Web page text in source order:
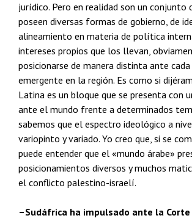
jurídico. Pero en realidad son un conjunto
poseen diversas formas de gobierno, de
alineamiento en materia de política
intereses propios que los llevan,
posicionarse de manera distinta ante
emergente en la región. Es como si
Latina es un bloque que se presenta con
ante el mundo frente a determinados
sabemos que el espectro ideológico a
variopinto y variado. Yo creo que, si se
puede entender que el «mundo árabe»
posicionamientos diversos y muchos
el conflicto palestino-israelí.
–Sudáfrica ha impulsado ante la